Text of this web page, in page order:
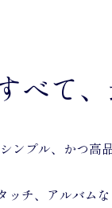
べて、
ンプル、かつ高品
チ、アルバムな